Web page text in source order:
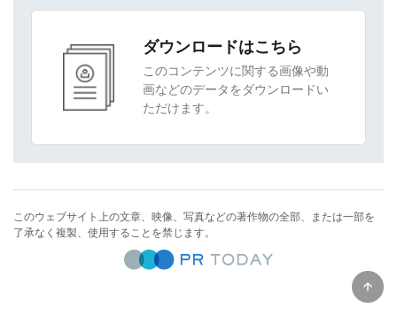
ダウンロードはこちら
このコンテンツに関する画像や動
画などのデータをダウンロードい
ただけます。
このウェブサイト上の文章、映像、写真などの著作物の全部、または一部を
了承なく複製、使用することを禁じます。